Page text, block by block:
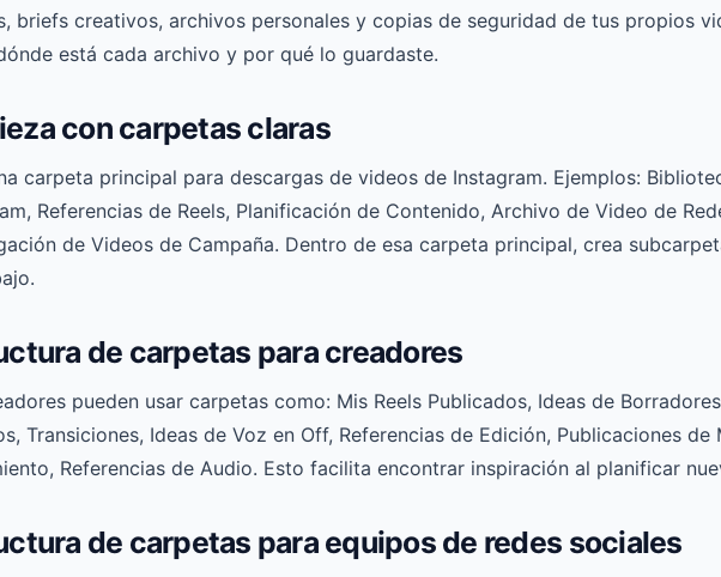
briefs creativos, archivos personales y copias de seguridad de tus propios
está cada archivo y por qué lo guardaste.
con carpetas claras
carpeta principal para descargas de videos de Instagram. Ejemplos:
Referencias de Reels, Planificación de Contenido, Archivo de Video de
de Videos de Campaña. Dentro de esa carpeta principal, crea
de carpetas para creadores
pueden usar carpetas como: Mis Reels Publicados, Ideas de
Transiciones, Ideas de Voz en Off, Referencias de Edición, Publicaciones de
Referencias de Audio. Esto facilita encontrar inspiración al planificar
de carpetas para equipos de redes sociales